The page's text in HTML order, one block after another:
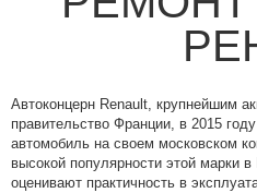
Автоконцерн Renault, крупнейшим
правительство Франции, в 2015
автомобиль на своем московском
высокой популярности этой марки
оценивают практичность в